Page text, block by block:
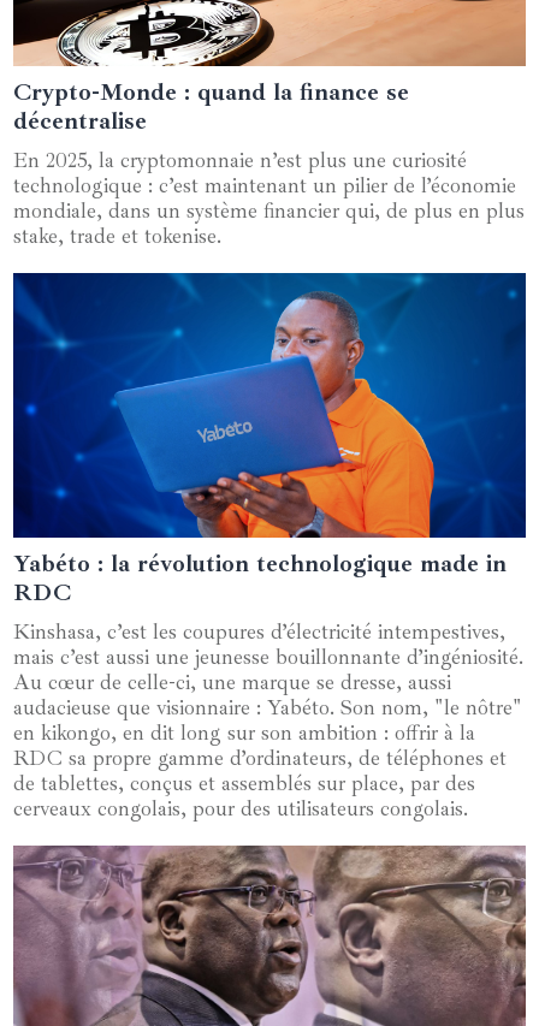
21 octobre 2025
Crypto-Monde : quand la finance se
décentralise
En 2025, la cryptomonnaie n’est plus une curiosité
technologique : c’est maintenant un pilier de l’économie
mondiale, dans un système financier qui, de plus en plus
stake, trade et tokenise.
04 mars 2025
Yabéto : la révolution technologique made in
RDC
Kinshasa, c’est les coupures d’électricité intempestives,
mais c’est aussi une jeunesse bouillonnante d’ingéniosité.
Au cœur de celle-ci, une marque se dresse, aussi
audacieuse que visionnaire : Yabéto. Son nom, "le nôtre"
en kikongo, en dit long sur son ambition : offrir à la
RDC sa propre gamme d’ordinateurs, de téléphones et
de tablettes, conçus et assemblés sur place, par des
cerveaux congolais, pour des utilisateurs congolais.